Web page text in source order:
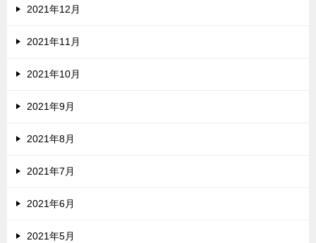
2021年12月
2021年11月
2021年10月
2021年9月
2021年8月
2021年7月
2021年6月
2021年5月